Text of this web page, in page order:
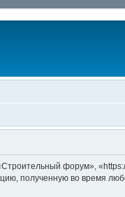
форум»,
полученную во время